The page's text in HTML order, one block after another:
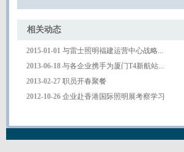
相关
2015-01-01 与雷士照明福建运营中心战略...
2013-06-18与各企业携手为厦门T4新航站...
2013-02-27职员开春聚餐
2012-10-26企业赴香港国际照明展考察学习